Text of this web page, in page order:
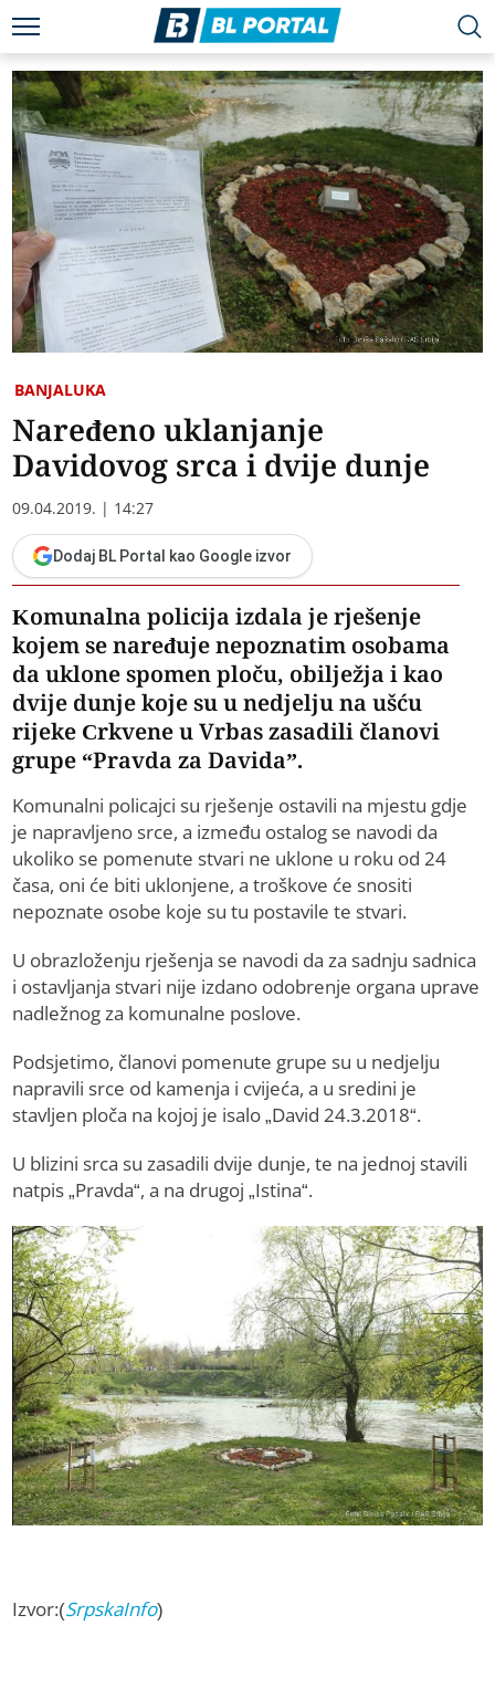
BANJALUKA
Naređeno uklanjanje
Davidovog srca i dvije dunje
09.04.2019. | 14:27
Dodaj BL Portal kao Google izvor
Komunalna policija izdala je rješenje
kojem se naređuje nepoznatim osobama
da uklone spomen ploču, obilježja i kao
dvije dunje koje su u nedjelju na ušću
rijeke Crkvene u Vrbas zasadili članovi
grupe “Pravda za Davida”.
Komunalni policajci su rješenje ostavili na mjestu gdje
je napravljeno srce, a između ostalog se navodi da
ukoliko se pomenute stvari ne uklone u roku od 24
časa, oni će biti uklonjene, a troškove će snositi
nepoznate osobe koje su tu postavile te stvari.
U obrazloženju rješenja se navodi da za sadnju sadnica
i ostavljanja stvari nije izdano odobrenje organa uprave
nadležnog za komunalne poslove.
Podsjetimo, članovi pomenute grupe su u nedjelju
napravili srce od kamenja i cvijeća, a u sredini je
stavljen ploča na kojoj je isalo „David 24.3.2018“.
U blizini srca su zasadili dvije dunje, te na jednoj stavili
natpis „Pravda“, a na drugoj „Istina“.
Izvor:(SrpskaInfo)